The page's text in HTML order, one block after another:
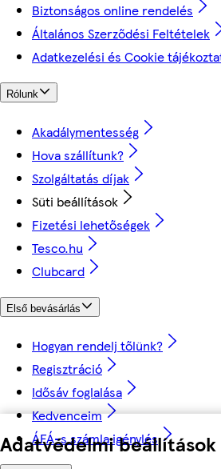
Adatvédelmi beállítások
Biztonságos online rendelés
Általános Szerződési Feltételek
Adatkezelési és Cookie
Rólunk
Akadálymentesség
Hova szállítunk?
Szolgáltatás díjak
Süti beállítások
Fizetési lehetőségek
Tesco.hu
Clubcard
Első bevásárlás
Hogyan rendelj tőlünk?
Regisztráció
Idősáv foglalása
Kedvenceim
ÁFÁ-s számla igénylés